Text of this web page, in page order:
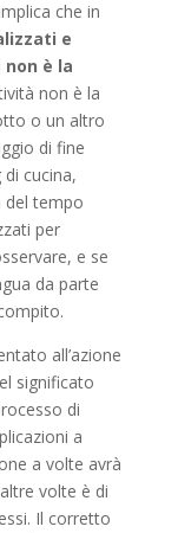
che in
e
è la
non è la
o un altro
di fine
cucina,
del tempo
per
e se
da parte
all’azione
significato
di
a
a volte avrà
volte è di
Il corretto